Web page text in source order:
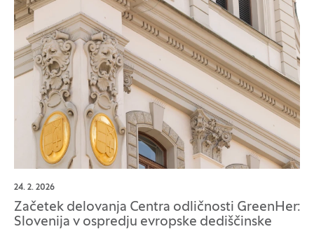
24. 2. 2026
Začetek delovanja Centra odličnosti GreenHer:
Slovenija v ospredju evropske dediščinske